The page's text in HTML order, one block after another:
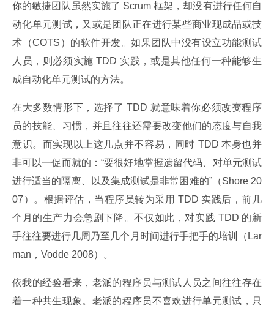
你的敏捷团队虽然实施了 Scrum 框架，却没有进行任何自
动化单元测试，又或是团队正在进行某些商业现成品或技
术（COTS）的软件开发。如果团队中没有设立功能测试
人员，则必须实施 TDD 实践，或是其他任何一种能够生
成自动化单元测试的方法。
在大多数情形下，选择了 TDD 就意味着你必须改变程序
员的技能、习惯，并且往往还需要改变他们的态度与自我
意识。而实现以上这几点并不容易，同时 TDD 本身也并
非可以一促而就的：“要很好地掌握遗留代码、对单元测试
进行适当的隔离、以及集成测试是非常困难的”（Shore 20
07）。根据评估，当程序员转为采用 TDD 实践后，前几
个月的生产力会急剧下降。不仅如此，对实践 TDD 的新
手往往要进行几周乃至几个月时间进行手把手的培训（Lar
man，Vodde 2008）。
依我的经验看来，老派的程序员与测试人员之间往往存在
着一种共生现象。老派的程序员不喜欢进行单元测试，只